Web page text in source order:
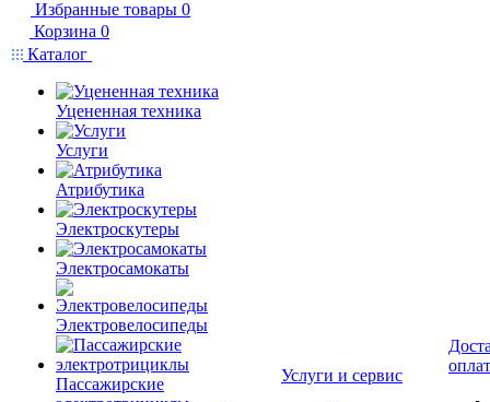
Избранные товары 0
Корзина 0
Каталог
Уцененная техника
Услуги
Атрибутика
Электроскутеры
Электросамокаты
Электровелосипеды
Пассажирские
Услуги и сервис